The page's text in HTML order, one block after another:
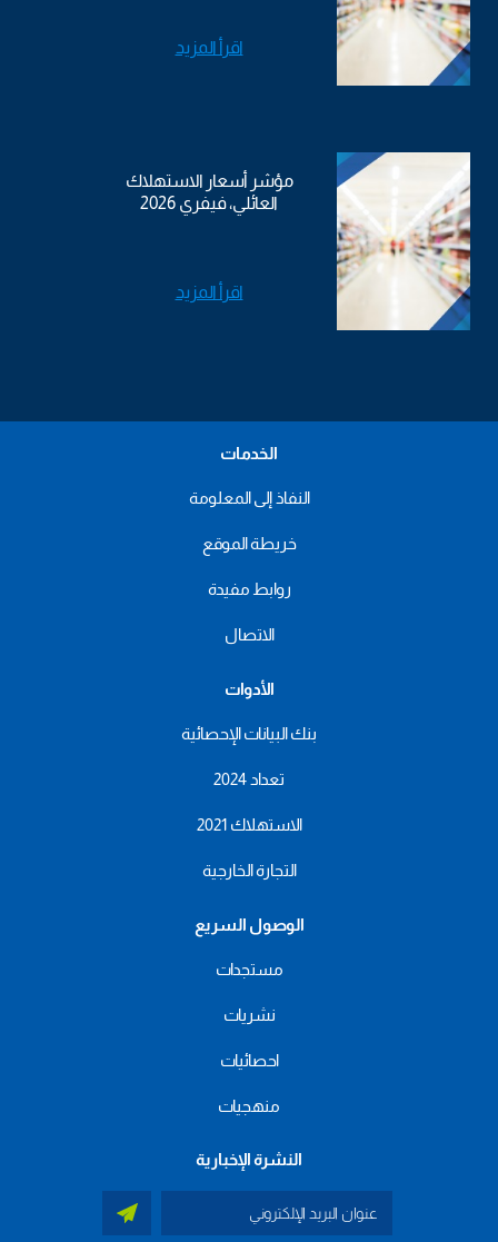
اقرأ المزيد
مؤشر أسعار الاستهلاك
العائلي، فيفري 2026
اقرأ المزيد
الخدمات
النفاذ إلى المعلومة
خريطة الموقع
روابط مفيدة
الاتصال
الأدوات
بنك البيانات الإحصائية
تعداد 2024
الاستهلاك 2021
التجارة الخارجية
الوصول السريع
مستجدات
نشريات
احصائيات
منهجيات
النشرة الإخبارية